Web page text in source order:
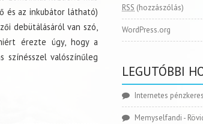
és az inkubátor látható)
debütálásáról van szó,
érezte úgy, hogy a
színésszel valószínűleg
RSS (hozzászólás)
WordPress.org
LEGUTÓBBI
Internetes
Memyselfandi -